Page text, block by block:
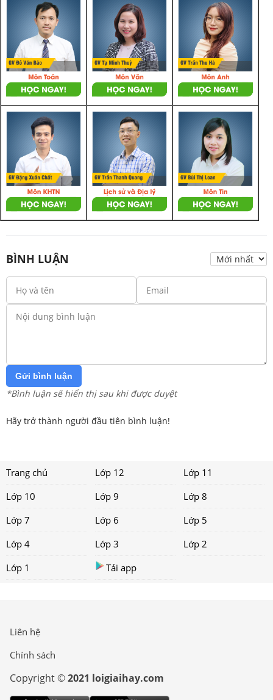
BÌNH LUẬN
Gửi bình luận
*Bình luận sẽ hiển thị sau khi được duyệt
Hãy trở thành người đầu tiên bình luận!
Trang chủ Lớp 12
Lớp 11
Lớp 10
Lớp 9
Lớp 8
Lớp 7
Lớp 6
Lớp 5
Lớp 4
Lớp 3
Lớp 2
Lớp 1
Tải app
Liên hệ
Chính sách
Copyright ©2021 loigiaihay.com